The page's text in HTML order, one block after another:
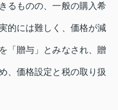
るものの、一般の購入希
的には難しく、価格が減
「贈与」とみなされ、贈
、価格設定と税の取り扱